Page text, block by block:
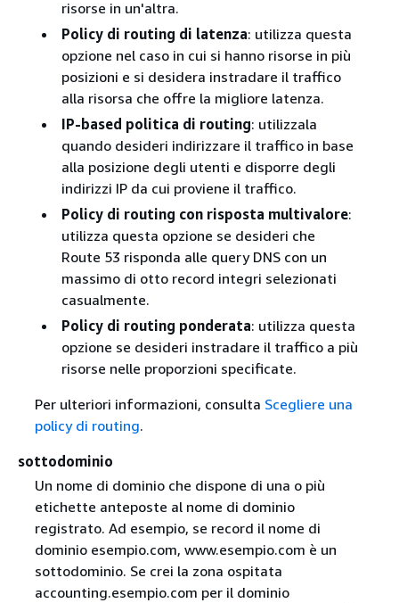
risorse in un'altra.
Policy di routing di latenza: utilizza questa
opzione nel caso in cui si hanno risorse in più
posizioni e si desidera instradare il traffico
alla risorsa che offre la migliore latenza.
IP-based politica di routing: utilizzala
quando desideri indirizzare il traffico in base
alla posizione degli utenti e disporre degli
indirizzi IP da cui proviene il traffico.
Policy di routing con risposta multivalore:
utilizza questa opzione se desideri che
Route 53 risponda alle query DNS con un
massimo di otto record integri selezionati
casualmente.
Policy di routing ponderata: utilizza questa
opzione se desideri instradare il traffico a più
risorse nelle proporzioni specificate.
Per ulteriori informazioni, consulta Scegliere una
policy di routing.
sottodominio
Un nome di dominio che dispone di una o più
etichette anteposte al nome di dominio
registrato. Ad esempio, se record il nome di
dominio esempio.com, www.esempio.com è un
sottodominio. Se crei la zona ospitata
accounting.esempio.com per il dominio